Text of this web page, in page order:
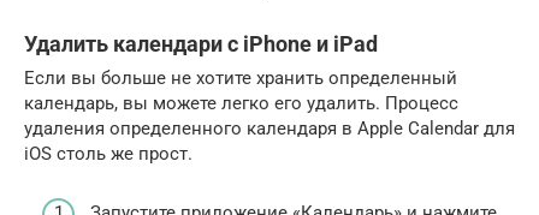
Удалить календари с iPhone и iPad
Если вы больше не хотите хранить определенный
календарь, вы можете легко его удалить. Процесс
удаления определенного календаря в Apple Calendar для
iOS столь же прост.